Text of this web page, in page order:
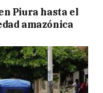
Piura hasta el
amazónica